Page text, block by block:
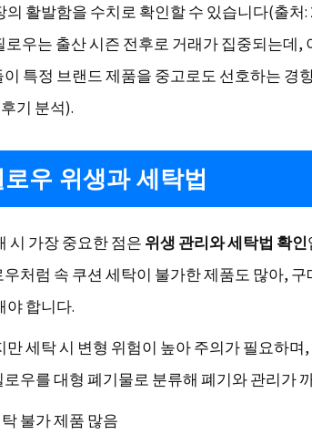
활발함을 수치로 확인할 수 있습니다(출처:
로우는 출산 시즌 전후로 거래가 집중되는데,
특정 브랜드 제품을 중고로도 선호하는 경
기 분석).
우 위생과 세탁법
시 가장 중요한 점은 위생 관리와 세탁법 확인
처럼 속 쿠션 세탁이 불가한 제품도 많아, 구
야 합니다.
세탁 시 변형 위험이 높아 주의가 필요하며,
우를 대형 폐기물로 분류해 폐기와 관리가
불가 제품 많음